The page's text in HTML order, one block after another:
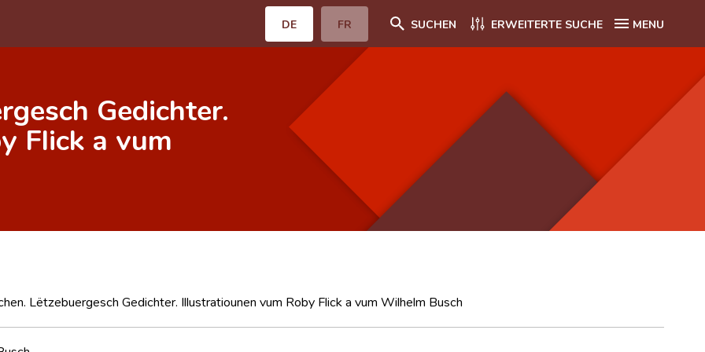
DE FR SUCHEN ERWEITERTE SUCHE MENU
Gedichter.
Flick a vum
Lëtzebuergesch Gedichter. Illustratiounen vum Roby Flick a vum Wilhelm Busch